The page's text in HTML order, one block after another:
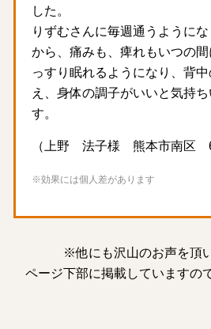
した。
りずむさんに毎週通うように
から、痛みも、痺れもいつの
っすり眠れるようになり、背
え、身体の調子がいいと気持
す。
（上野 法子様 熊本市南区
※効果には個人差があります
※他にも沢山のお声を頂
ページ下部に掲載していますの